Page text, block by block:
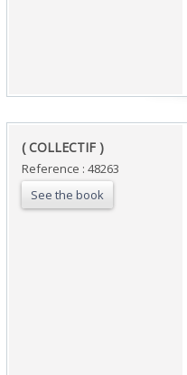
‎( COLLECTIF ) ‎
Reference : 48263
See the book